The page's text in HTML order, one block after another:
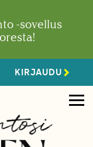
-sovellus
KIRJAUDU